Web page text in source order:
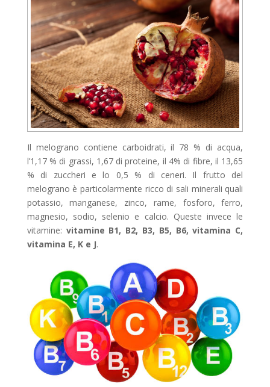
Il melograno contiene carboidrati, il 78 % di acqua,
l’1,17 % di grassi, 1,67 di proteine, il 4% di fibre, il 13,65
% di zuccheri e lo 0,5 % di ceneri. Il frutto del
melograno è particolarmente ricco di sali minerali quali
potassio, manganese, zinco, rame, fosforo, ferro,
magnesio, sodio, selenio e calcio. Queste invece le
vitamine: vitamine B1, B2, B3, B5, B6, vitamina C,
vitamina E, K e J.